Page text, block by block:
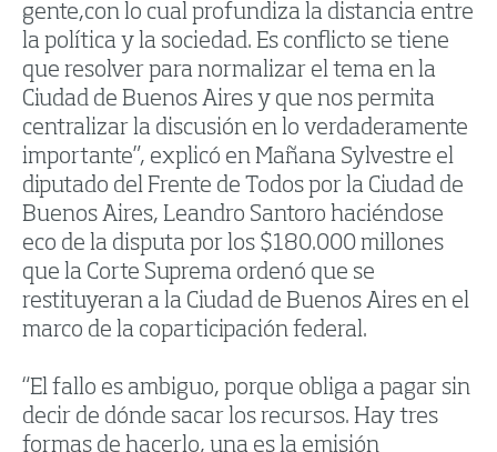
gente,con lo cual profundiza la distancia entre
la política y la sociedad. Es conflicto se tiene
que resolver para normalizar el tema en la
Ciudad de Buenos Aires y que nos permita
centralizar la discusión en lo verdaderamente
importante”, explicó en Mañana Sylvestre el
diputado del Frente de Todos por la Ciudad de
Buenos Aires, Leandro Santoro haciéndose
eco de la disputa por los $180.000 millones
que la Corte Suprema ordenó que se
restituyeran a la Ciudad de Buenos Aires en el
marco de la coparticipación federal.
“El fallo es ambiguo, porque obliga a pagar sin
decir de dónde sacar los recursos. Hay tres
formas de hacerlo, una es la emisión